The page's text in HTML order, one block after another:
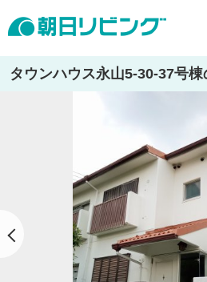
タウンハウス永山5-30-37号